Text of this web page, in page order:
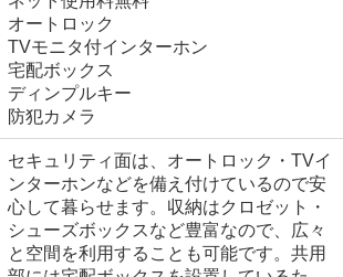
オートロック
TVモニタ付インターホン
宅配ボックス
ディンプルキー
防犯カメラ
セキュリティ面は、オートロック・TVイ
ンターホンなどを備え付けているので安
心して暮らせます。収納はクロゼット・
シューズボックスなど豊富なので、広々
と空間を利用することも可能です。共用